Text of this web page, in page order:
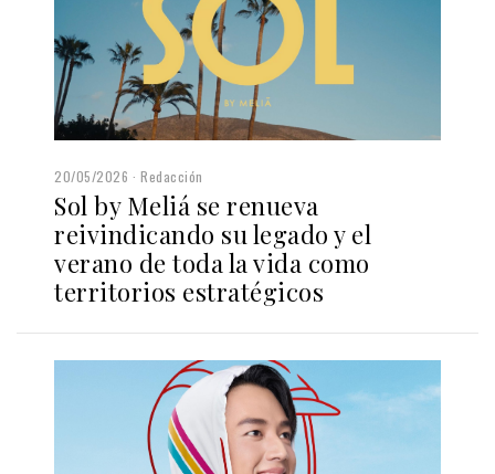
20/05/2026 Redacción
Sol by Meliá se renueva
reivindicando su legado y el
verano de toda la vida como
territorios estratégicos